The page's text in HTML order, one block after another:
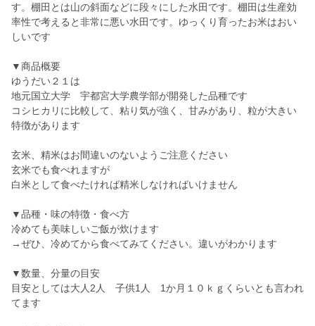
す。棚田とは山の斜面などに段々にした水田です。棚田は生産効
率性で考えると非常に悪い水田です。ゆっくり育ったお米はおい
しいです
▼商品概要
ゆうだい２１は
地元国立大学 宇都宮大学農学部が開発した品種です
コシヒカリに比較して、粘り気が強く、甘みがあり、粒が大きい
特徴があります
玄米、精米はお間違いのないようご注意ください
玄米でも食べれますが
白米として食べたければ精米しなければいけません
▼品種・味の特徴・食べ方
冷めても美味しいご飯が炊けます
→ぜひ、冷めてから食べてみてください。違いがわかります
▼数量、分量の目安
目安としては大人2人 子供1人 1か月１０ｋｇくらいとも言われ
てます